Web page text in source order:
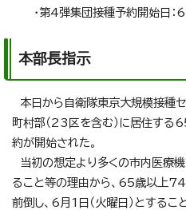
・第4弾集団接種予約開始日：6
本部長指示
本日から自衛隊東京大規模接種
町村部（23区を含む）に居住する
約が開始された。
当初の想定より多くの市内医療
ること等の理由から、65歳以上
前倒し、6月1日（火曜日）とする